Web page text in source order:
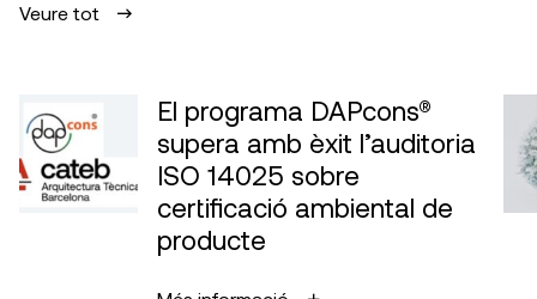
Veure tot
El programa DAPcons®
supera amb èxit l’auditoria
ISO 14025 sobre
certificació ambiental de
producte